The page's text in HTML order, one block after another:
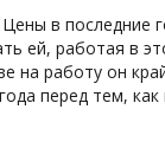
в последние
ей, работая в
на работу он
перед тем, как